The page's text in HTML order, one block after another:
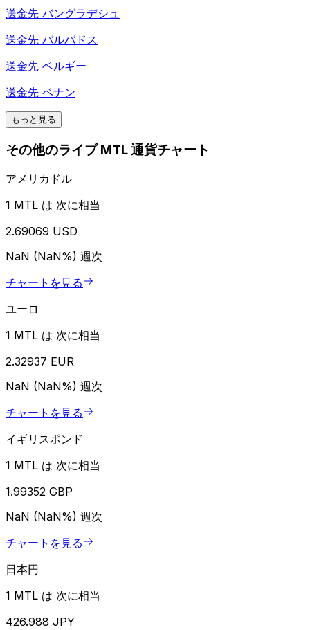
送金先 バングラデシュ
送金先 バルバドス
送金先 ベルギー
送金先 ベナン
もっと見る
その他のライブ MTL 通貨チャート
アメリカドル
1 MTL は 次に相当
2.69069 USD
NaN (NaN%) 週次
チャートを見る
ユーロ
1 MTL は 次に相当
2.32937 EUR
NaN (NaN%) 週次
チャートを見る
イギリスポンド
1 MTL は 次に相当
1.99352 GBP
NaN (NaN%) 週次
チャートを見る
日本円
1 MTL は 次に相当
426.988 JPY